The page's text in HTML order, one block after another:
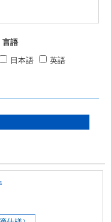
言語
日本語
英語